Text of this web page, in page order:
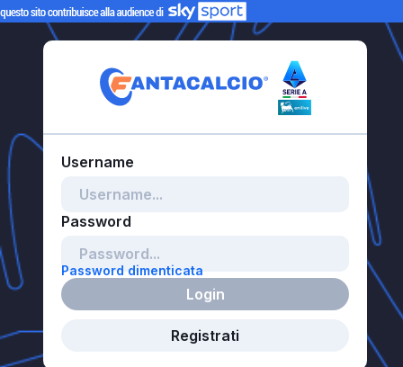
Password dimenticata
Login
Registrati